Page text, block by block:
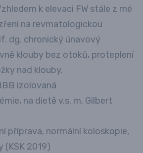
k elevaci FW stále z mé
na revmatologickou
dg. chronický únavový
klouby bez otoků, proteplení
nad klouby.
izolovaná
na dietě v.s. m. Gilbert
příprava, normální koloskopie,
(KSK 2019)